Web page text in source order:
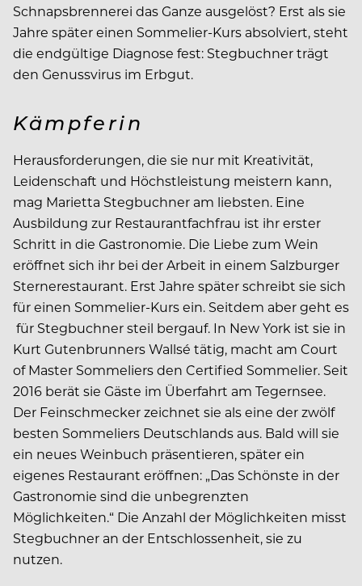
Schnapsbrennerei das Ganze ausgelöst? Erst als sie
Jahre später einen Sommelier-Kurs absolviert, steht
die endgültige Diagnose fest: Stegbuchner trägt
den Genussvirus im Erbgut.
Kämpferin
Herausforderungen, die sie nur mit Kreativität,
Leidenschaft und Höchstleistung meistern kann,
mag Marietta Stegbuchner am liebsten. Eine
Ausbildung zur Restaurantfachfrau ist ihr erster
Schritt in die Gastronomie. Die Liebe zum Wein
eröffnet sich ihr bei der Arbeit in einem Salzburger
Sternerestaurant. Erst Jahre später schreibt sie sich
für einen Sommelier-Kurs ein. Seitdem aber geht es
für Stegbuchner steil bergauf. In New York ist sie in
Kurt Gutenbrunners Wallsé tätig, macht am Court
of Master Sommeliers den Certified Sommelier. Seit
2016 berät sie Gäste im Überfahrt am Tegernsee.
Der Feinschmecker zeichnet sie als eine der zwölf
besten Sommeliers Deutschlands aus. Bald will sie
ein neues Weinbuch präsentieren, später ein
eigenes Restaurant eröffnen: „Das Schönste in der
Gastronomie sind die unbegrenzten
Möglichkeiten.“ Die Anzahl der Möglichkeiten misst
Stegbuchner an der Entschlossenheit, sie zu
nutzen.